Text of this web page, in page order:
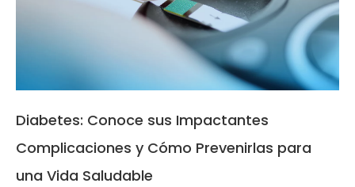
Diabetes: Conoce sus Impactantes
Complicaciones y Cómo Prevenirlas para
una Vida Saludable